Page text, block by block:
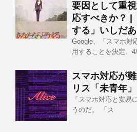
要因として重
応すべきか？ |
する」いしだ
Google、「スマホ対
用することを決定。4/
スマホ対応が
リス「未青年」
「スマホ対応と安易
うのだ。 「ス